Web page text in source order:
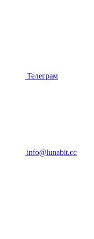
Телеграм
info@lunabit.cc